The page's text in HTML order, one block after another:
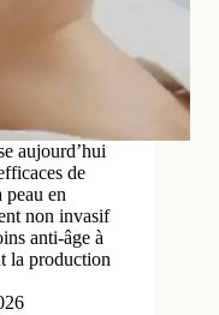
aujourd’hui
de
peau en
non invasif
anti-âge à
la production